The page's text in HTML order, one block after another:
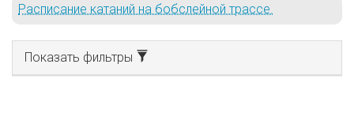
Расписание катаний на бобслейной трассе.
Показать фильтры